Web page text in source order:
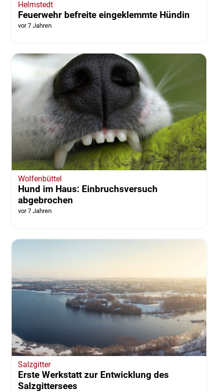
Helmstedt
Feuerwehr befreite eingeklemmte Hündin
vor 7 Jahren
Wolfenbüttel
Hund im Haus: Einbruchsversuch
abgebrochen
vor 7 Jahren
Salzgitter
Erste Werkstatt zur Entwicklung des
Salzgittersees